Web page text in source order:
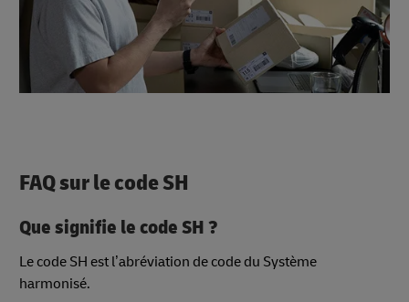
FAQ sur le code SH
Que signifie le code SH ?
Le code SH est l’abréviation de code du Système
harmonisé.